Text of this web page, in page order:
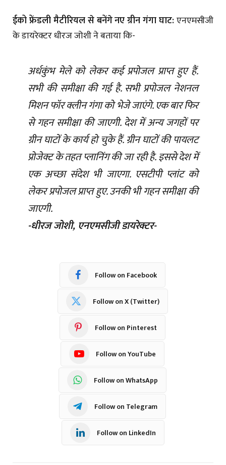
ईको फ्रेंडली मैटीरियल से बनेंगे नए ग्रीन गंगा घाट:एनएमसीजी
के डायरेक्टर धीरज जोशी ने बताया कि-
अर्धकुंभ मेले को लेकर कई प्रपोजल प्राप्त हुए हैं.
सभी की समीक्षा की गई है. सभी प्रपोजल नेशनल
मिशन फॉर क्लीन गंगा को भेजे जाएंगे. एक बार फिर
से गहन समीक्षा की जाएगी. देश में अन्य जगहों पर
ग्रीन घाटों के कार्य हो चुके हैं. ग्रीन घाटों की पायलट
प्रोजेक्ट के तहत प्लानिंग की जा रही है. इससे देश में
एक अच्छा संदेश भी जाएगा. एसटीपी प्लांट को
लेकर प्रपोजल प्राप्त हुए. उनकी भी गहन समीक्षा की
जाएगी.
-धीरज जोशी, एनएमसीजी डायरेक्टर-
Follow on Facebook
Follow on X (Twitter)
Follow on Pinterest
Follow on YouTube
Follow on WhatsApp
Follow on Telegram
Follow on LinkedIn